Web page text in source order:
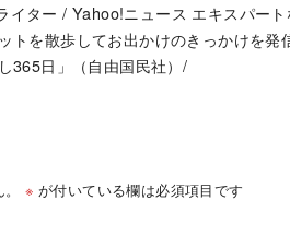
ター / Yahoo!ニュース エキスパー
トを散歩してお出かけのきっかけを
365日」（自由国民社）/
※ が付いている欄は必須項目です